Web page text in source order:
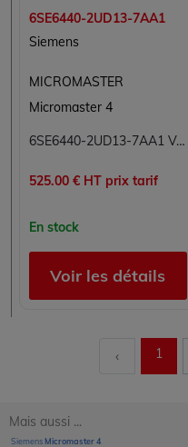
6SE6440-2UD13-7AA1
Siemens
MICROMASTER
Micromaster 4
6SE6440-2UD13-7AA1 Variateur de fréquence Micromaster Siemens
525.00 € HT prix tarif
En stock
Voir les détails
‹ 1
Mais aussi ...
SiemensMicromaster 4